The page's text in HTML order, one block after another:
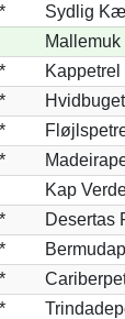
*
Sydlig
*
*
*
*
Kap
*
Desertas
*
*
*